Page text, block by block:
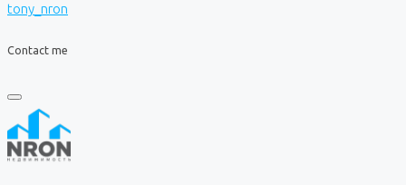
tony_nron
Contact me